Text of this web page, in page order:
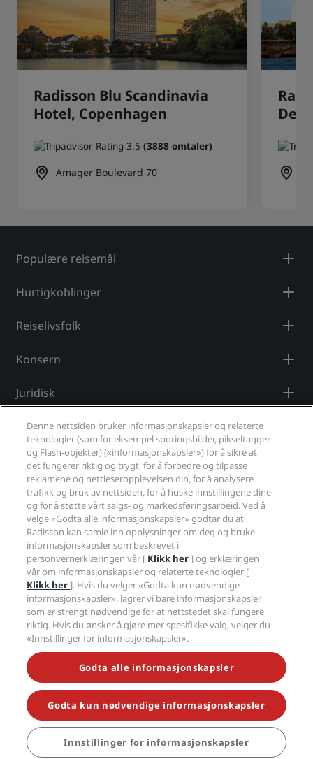
Radisson Blu Scandinavia
Hotel, Copenhagen
(3888 omtaler)
Amager Boulevard 70
Populære reisemål
Hurtigkoblinger
Reiselivsfolk
Konsern
Juridisk
Hjelp
Sosiale medier
Radisson Hotels-merker
tiktokinstagram
youtubefacebook
whatsapp
pinterest
threads
twitterlinkedin
GÅ ALDRI GLIPP AV DE MEST POPULÆRE
TILBUDENE VÅRE
Radisson Hotel Group, Radisson, Radisson RED,
Radisson Blu, Radisson Collection, Radisson
Individuals, Park Plaza, Park Inn, Country Inn & Suites,
Prize by Radisson, Radisson Rewards og Radisson
Meetings er varemerker som tilhører Radisson Hotel
Group.
Denne nettsiden bruker informasjonskapsler og relaterte
teknologier (som for eksempel sporingsbilder, pikseltagger
og Flash-objekter) («informasjonskapsler») for å sikre at
det fungerer riktig og trygt, for å forbedre og tilpasse
reklamene og nettleseropplevelsen din, for å analysere
trafikk og bruk av nettsiden, for å huske innstillingene dine
og for å støtte vårt salgs- og markedsføringsarbeid. Ved å
velge «Godta alle informasjonskapsler» godtar du at
Radisson kan samle inn opplysninger om deg og bruke
informasjonskapsler som beskrevet i
personvernerklæringen vår [ Klikk her] og erklæringen
vår om informasjonskapsler og relaterte teknologier [
Klikk her]. Hvis du velger «Godta kun nødvendige
informasjonskapsler», lagrer vi bare informasjonskapsler
som er strengt nødvendige for at nettstedet skal fungere
riktig. Hvis du ønsker å gjøre mer spesifikke valg, velger du
«Innstillinger for informasjonskapsler».
Godta alle informasjonskapsler
Godta kun nødvendige informasjonskapsler
Innstillinger for informasjonskapsler